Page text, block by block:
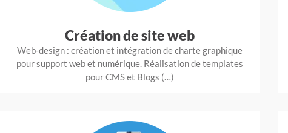
Création de site web
Web-design : création et intégration de charte graphique
pour support web et numérique. Réalisation de templates
pour CMS et Blogs (…)